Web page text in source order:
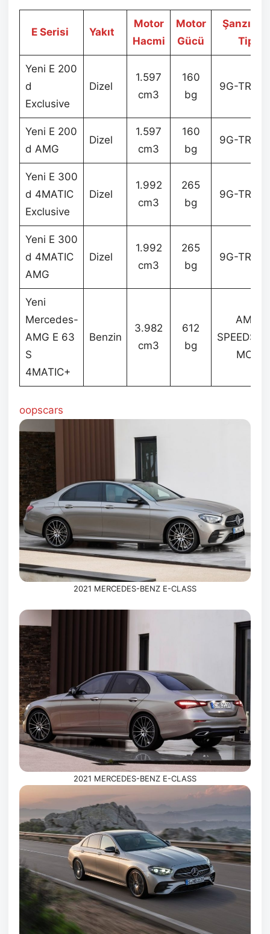
E Serisi Yakıt
Motor
Hacmi
Motor
Gücü
Tipi
Yeni E 200
d
Exclusive
Dizel
1.597
cm3
160
bg
9G-
Yeni E 200
d AMG
Dizel
1.597
cm3
160
bg
9G-
Yeni E 300
d 4MATIC
Exclusive
Dizel
1.992
cm3
265
bg
9G-
Yeni E 300
d 4MATIC
AMG
Dizel
1.992
cm3
265
bg
9G-
Yeni
Mercedes-
AMG E 63
S
4MATIC+
Benzin
3.982
cm3
612
bg
AMG
MCT
oopscars
2021 MERCEDES-BENZ E-CLASS
2021 MERCEDES-BENZ E-CLASS